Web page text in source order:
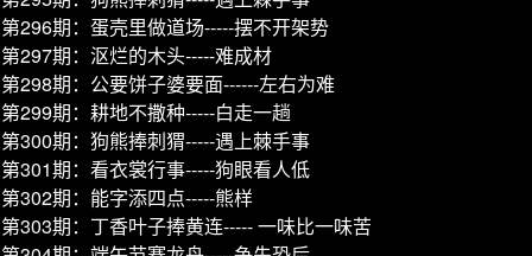
第296期：蛋壳里做道场-----摆不开架势
第297期：沤烂的木头-----难成材
第298期：公要饼子婆要面------左右为难
第299期：耕地不撒种-----白走一趟
第300期：狗熊捧刺猬-----遇上棘手事
第301期：看衣裳行事-----狗眼看人低
第302期：能字添四点-----熊样
第303期：丁香叶子捧黄连----- 一味比一味苦